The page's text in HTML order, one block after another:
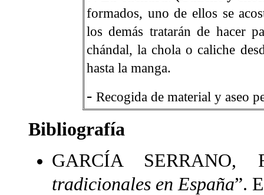
formados, uno de ellos se
los demás tratarán de hacer
chándal, la chola o caliche
hasta la manga.
- Recogida de material y aseo
Bibliografía
GARCÍA
tradicionales en España”.